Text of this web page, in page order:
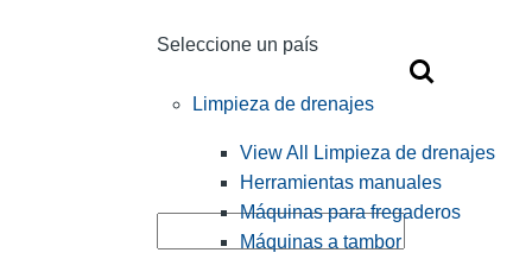
Seleccione un país
Limpieza de drenajes
View All Limpieza de drenajes
Herramientas manuales
Máquinas para fregaderos
Máquinas a tambor